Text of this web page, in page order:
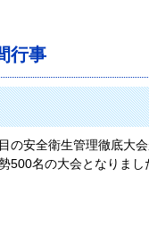
行事
の安全衛生管理徹底大会
500名の大会となりまし